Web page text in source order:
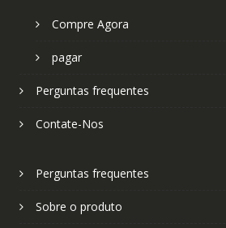
Compre Agora
pagar
Perguntas frequentes
Contate-Nos
Perguntas frequentes
Sobre o produto